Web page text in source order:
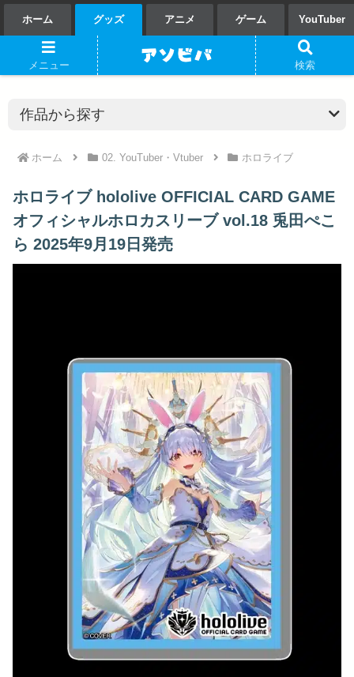
ホーム グッズ アニメ ゲーム YouTuber
ホーム 02. YouTuber・Vtuber ホロライブ
ホロライブ hololive OFFICIAL CARD GAME
オフィシャルホロカスリーブ vol.18 兎田ぺこ
ら 2025年9月19日発売
メニュー 検索